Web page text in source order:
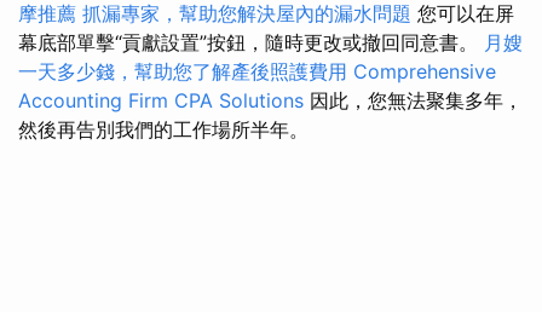
摩推薦 抓漏專家，幫助您解決屋內的漏水問題 您可以在屏
幕底部單擊“貢獻設置”按鈕，隨時更改或撤回同意書。 月嫂
一天多少錢，幫助您了解產後照護費用 Comprehensive
Accounting Firm CPA Solutions 因此，您無法聚集多年，
然後再告別我們的工作場所半年。